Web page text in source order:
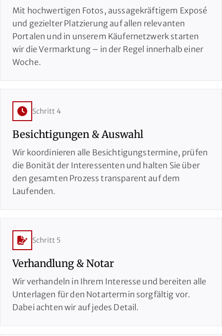
Mit hochwertigen Fotos, aussagekräftigem Exposé
und gezielter Platzierung auf allen relevanten
Portalen und in unserem Käufernetzwerk starten
wir die Vermarktung – in der Regel innerhalb einer
Woche.
Schritt 4
Besichtigungen & Auswahl
Wir koordinieren alle Besichtigungstermine, prüfen
die Bonität der Interessenten und halten Sie über
den gesamten Prozess transparent auf dem
Laufenden.
Schritt 5
Verhandlung & Notar
Wir verhandeln in Ihrem Interesse und bereiten alle
Unterlagen für den Notartermin sorgfältig vor.
Dabei achten wir auf jedes Detail.